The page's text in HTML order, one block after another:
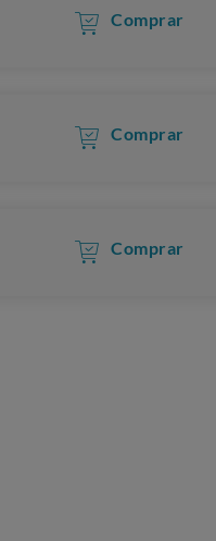
Comprar
Comprar
Comprar